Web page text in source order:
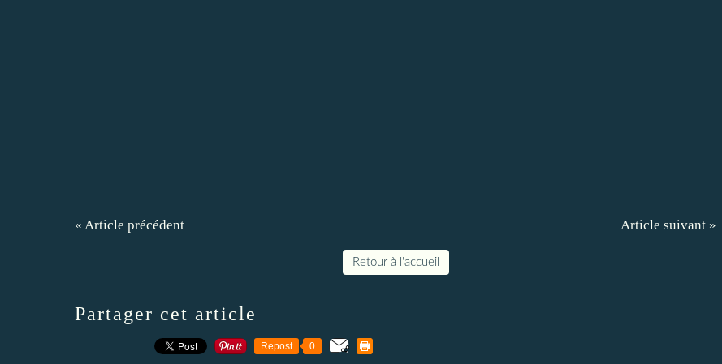
« Article précédent Article suivant »
Retour à l'accueil
Partager cet article
Repost 0